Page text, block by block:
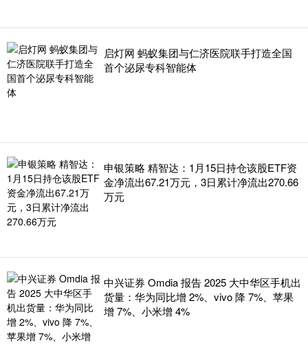
启灯网 蚂蚁集团与仁济医院联手打造全国
首个泌尿专科智能体
申银策略 精智达：1月15日持仓该股ETF资
金净流出67.21万元，3日累计净流出270.66
万元
中兴证券 Omdia 报告 2025 大中华区手机出
货量：华为同比增 2%、vivo 降 7%、苹果
增 7%、小米增 4%